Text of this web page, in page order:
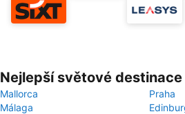
Nejlepší světové destinace
Mallorca
Praha
Málaga